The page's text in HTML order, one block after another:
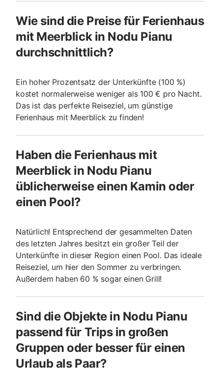
Wie sind die Preise für Ferienhaus
mit Meerblick in Nodu Pianu
durchschnittlich?
Ein hoher Prozentsatz der Unterkünfte (100 %)
kostet normalerweise weniger als 100 € pro Nacht.
Das ist das perfekte Reiseziel, um günstige
Ferienhaus mit Meerblick zu finden!
Haben die Ferienhaus mit
Meerblick in Nodu Pianu
üblicherweise einen Kamin oder
einen Pool?
Natürlich! Entsprechend der gesammelten Daten
des letzten Jahres besitzt ein großer Teil der
Unterkünfte in dieser Region einen Pool. Das ideale
Reiseziel, um hier den Sommer zu verbringen.
Außerdem haben 60 % sogar einen Grill!
Sind die Objekte in Nodu Pianu
passend für Trips in großen
Gruppen oder besser für einen
Urlaub als Paar?